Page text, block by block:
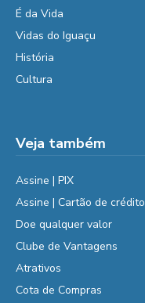
É da Vida
Vidas do Iguaçu
História
Cultura
Veja também
Assine | PIX
Assine | Cartão de crédito
Doe qualquer valor
Clube de Vantagens
Atrativos
Cota de Compras